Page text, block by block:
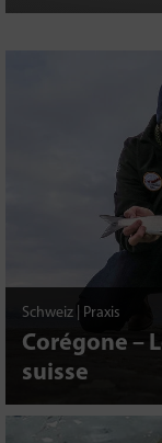
Schweiz | Praxis
Corégone –
suisse